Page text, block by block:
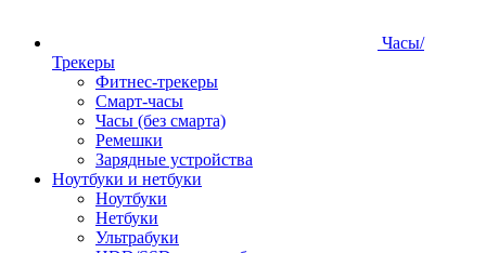
Часы/
Трекеры
Фитнес-трекеры
Смарт-часы
Часы (без смарта)
Ремешки
Зарядные устройства
Ноутбуки и нетбуки
Ноутбуки
Нетбуки
Ультрабуки